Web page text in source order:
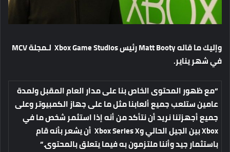
وإليك ما قاله Matt Booty رئيس Xbox Game Studios لـمجلة MCV
في شهر يناير.
“مع ظهور المحتوى الخاص بنا على مدار العام المقبلولمدة
عامين ستلعب جميع ألعابنامثل ما على جهاز الكمبيوتر وعلى
جميع أجهزتنا نريد أن نتأكد من أنه إذا استثمر شخص ما في
Xbox بين الجيل الحالي وXbox Series X أن يشعر بأنه قام
باستثمار جيد وأننا ملتزمون به فيما يتعلق بالمحتوى.”